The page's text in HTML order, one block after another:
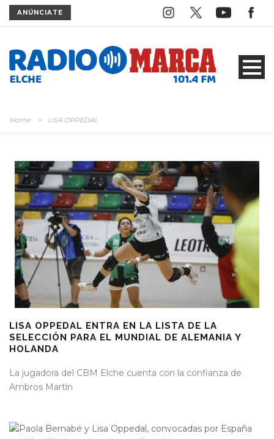
ANÚNCIATE
Home > LISA OPPEDAL
LISA OPPEDAL ENTRA EN LA LISTA DE LA
SELECCIÓN PARA EL MUNDIAL DE ALEMANIA Y
HOLANDA
La jugadora del CBM Elche cuenta con la confianza de
Ambros Martín